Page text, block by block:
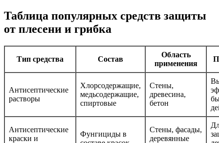
Таблица популярных средств защиты
от плесени и грибка
Тип средства Состав
Область
применения
Антисептические
растворы
Хлорсодержащие,
медьсодержащие,
спиртовые
Стены,
древесина,
бетон
Антисептические
краски и
Фунгициды в
Стены, фасады,
деревянные